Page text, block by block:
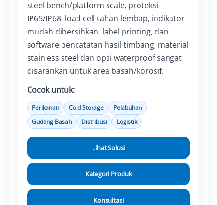
steel bench/platform scale, proteksi
IP65/IP68, load cell tahan lembap, indikator
mudah dibersihkan, label printing, dan
software pencatatan hasil timbang; material
stainless steel dan opsi waterproof sangat
disarankan untuk area basah/korosif.
Cocok untuk:
Perikanan Cold Storage
Pelabuhan
Gudang Basah
Distribusi Logistik
Lihat Solusi
Kategori Produk
Konsultasi